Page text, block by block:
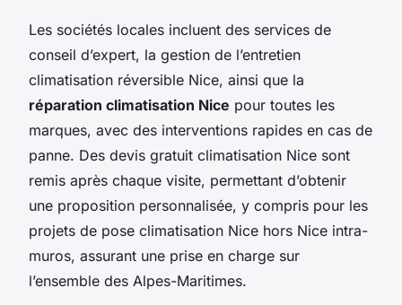
Les sociétés locales incluent des services de
conseil d’expert, la gestion de l’entretien
climatisation réversible Nice, ainsi que la
réparation climatisation Nice pour toutes les
marques, avec des interventions rapides en cas de
panne. Des devis gratuit climatisation Nice sont
remis après chaque visite, permettant d’obtenir
une proposition personnalisée, y compris pour les
projets de pose climatisation Nice hors Nice intra-
muros, assurant une prise en charge sur
l’ensemble des Alpes-Maritimes.